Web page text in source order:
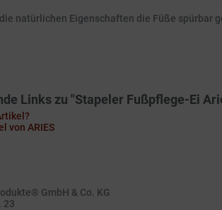
natürlichen Eigenschaften die Füße spürbar
Links zu "Stapeler Fußpflege-Ei
von ARIES
GmbH & Co. KG
23